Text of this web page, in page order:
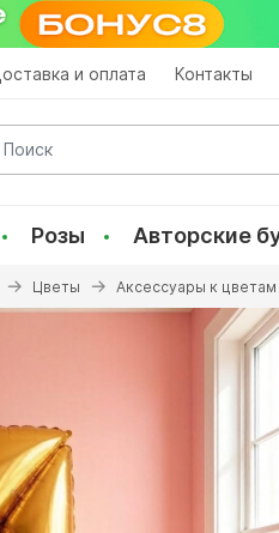
и оплата Контакты
Поиск
Розы Авторские
Цветы Аксессуары к цветам